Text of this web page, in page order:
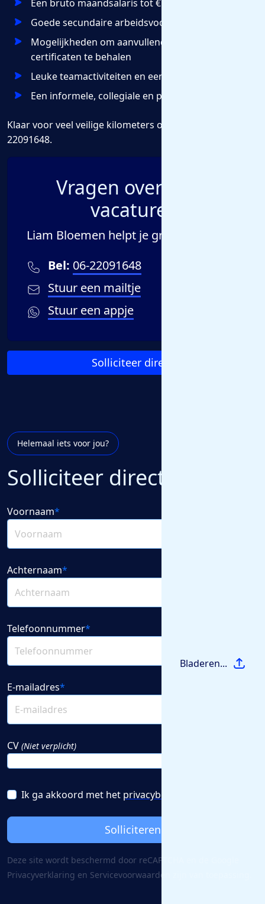
Een bruto maandsalaris tot € 3.400,-
Goede secundaire arbeidsvoorwaarden
Mogelijkheden om aanvullende opleidingen en
certificaten te behalen
Leuke teamactiviteiten en een jaarlijks teamuitje
Een informele, collegiale en prettige werksfeer
Klaar voor veel veilige kilometers op de heftruck? Druk
22091648.
Vragen over deze
vacature?
Liam Bloemen helpt je graag verder!
Bel: 06-22091648
Stuur een mailtje
Stuur een appje
Solliciteer direct
Helemaal iets voor jou?
Solliciteer direct
Voornaam*
Achternaam*
Telefoonnummer*
E-mailadres*
CV (Niet verplicht)
Bladeren...
Ik ga akkoord met het privacybeleid
Solliciteren
Deze site wordt beschermd door reCAPTCHA en de Google
Privacy­verklaring en Servicevoorwaarden